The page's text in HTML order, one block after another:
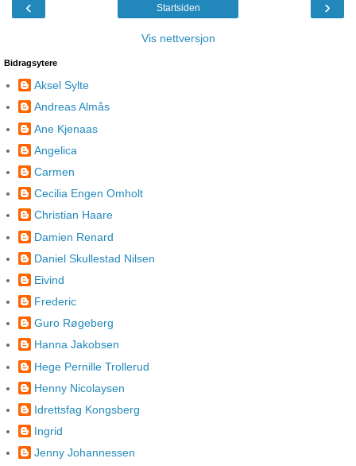
‹ ›
Startsiden
Vis nettversjon
Bidragsytere
Aksel Sylte
Andreas Almås
Ane Kjenaas
Angelica
Carmen
Cecilia Engen Omholt
Christian Haare
Damien Renard
Daniel Skullestad Nilsen
Eivind
Frederic
Guro Røgeberg
Hanna Jakobsen
Hege Pernille Trollerud
Henny Nicolaysen
Idrettsfag Kongsberg
Ingrid
Jenny Johannessen